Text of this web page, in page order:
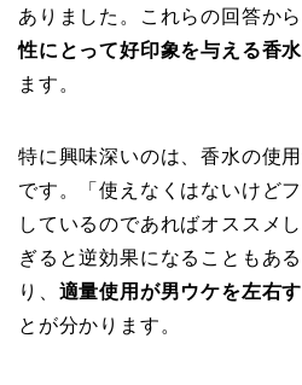
ありました。これらの回答から
性にとって好印象を与える香
ます。
特に興味深いのは、香水の使
です。「使えなくはないけど
しているのであればオススメ
ぎると逆効果になることもあ
り、 適量使用が男ウケを左右
とが分かります。